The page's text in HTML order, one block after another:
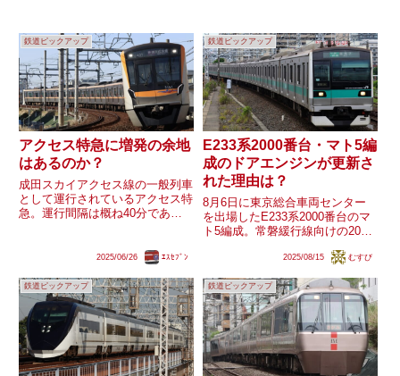
鉄道ピックアップ
アクセス特急に増発の余地
はあるのか？
成田スカイアクセス線の一般列車
として運行されているアクセス特
急。運行間隔は概ね40分であ
く、時間帯を問わずほぼ常に混雑
約やスカイライナー、さらには
202...
2025/06/26 ｴｽｾﾌﾞﾝ
鉄道ピックアップ
E233系2000番台・マト5編
成のドアエンジンが更新さ
れた理由は？
8月6日に東京総合車両センター
を出場したE233系2000番台のマ
ト5編成。常磐緩行線向けの2000
され、京浜東北線向けの1000番
置の更新などが確認されていま
す。また、大きな特徴...
2025/08/15 むすび
鉄道ピックアップ 鉄道ピックアップ